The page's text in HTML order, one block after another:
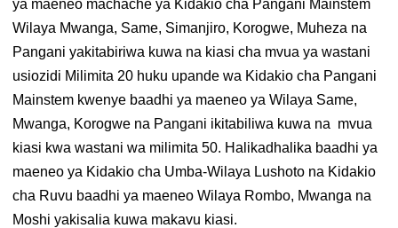
ya maeneo machache ya Kidakio cha Pangani Mainstem
Wilaya Mwanga, Same, Simanjiro, Korogwe, Muheza na
Pangani yakitabiriwa kuwa na kiasi cha mvua ya wastani
usiozidi Milimita 20 huku upande wa Kidakio cha Pangani
Mainstem kwenye baadhi ya maeneo ya Wilaya Same,
Mwanga, Korogwe na Pangani ikitabiliwa kuwa na mvua
kiasi kwa wastani wa milimita 50. Halikadhalika baadhi ya
maeneo ya Kidakio cha Umba-Wilaya Lushoto na Kidakio
cha Ruvu baadhi ya maeneo Wilaya Rombo, Mwanga na
Moshi yakisalia kuwa makavu kiasi.